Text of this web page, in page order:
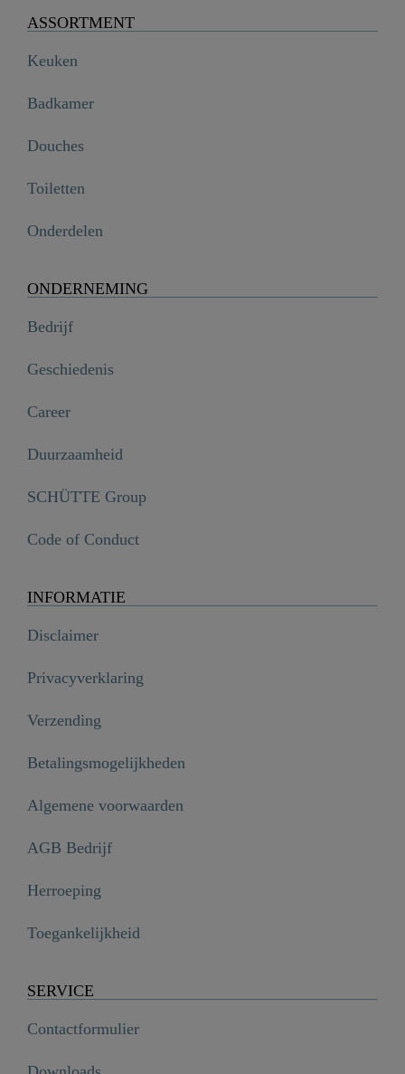
ASSORTMENT
Keuken
Badkamer
Douches
Toiletten
Onderdelen
ONDERNEMING
Bedrijf
Geschiedenis
Career
Duurzaamheid
SCHÜTTE Group
Code of Conduct
INFORMATIE
Disclaimer
Privacyverklaring
Verzending
Betalingsmogelijkheden
Algemene voorwaarden
AGB Bedrijf
Herroeping
Toegankelijkheid
SERVICE
Contactformulier